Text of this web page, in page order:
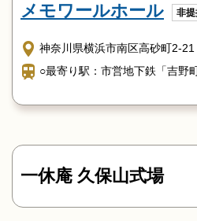
メモワールホール 非
神奈川県横浜市南区高砂町2-21
○最寄り駅：市営地下鉄「吉野
一休庵 久保山式場